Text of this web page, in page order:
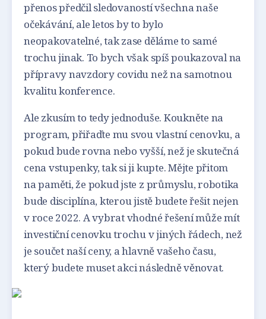
přenos předčil sledovaností všechna naše
očekávání, ale letos by to bylo
neopakovatelné, tak zase děláme to samé
trochu jinak. To bych však spíš poukazoval na
přípravy navzdory covidu než na samotnou
kvalitu konference.
Ale zkusím to tedy jednoduše. Koukněte na
program, přiřaďte mu svou vlastní cenovku, a
pokud bude rovna nebo vyšší, než je skutečná
cena vstupenky, tak si ji kupte. Mějte přitom
na paměti, že pokud jste z průmyslu, robotika
bude disciplína, kterou jistě budete řešit nejen
v roce 2022. A vybrat vhodné řešení může mít
investiční cenovku trochu v jiných řádech, než
je součet naší ceny, a hlavně vašeho času,
který budete muset akci následně věnovat.